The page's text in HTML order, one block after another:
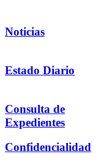
Noticias
Estado Diario
Consulta de
Expedientes
Confidencialidad